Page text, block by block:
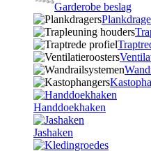
Garderobe beslag
Handdoekhaken
Jashaken